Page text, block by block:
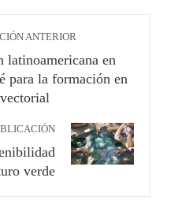
ANTERIOR
latinoamericana en
para la formación en
verde